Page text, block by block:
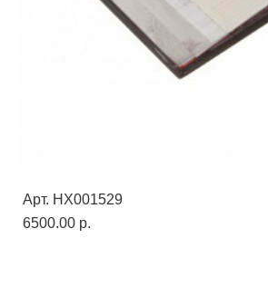
Арт. HX001529
6500.00 p.